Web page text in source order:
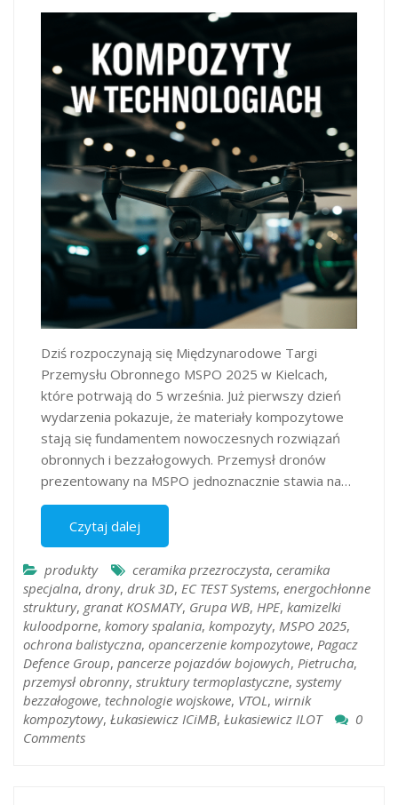
Dziś rozpoczynają się Międzynarodowe Targi
Przemysłu Obronnego MSPO 2025 w Kielcach,
które potrwają do 5 września. Już pierwszy dzień
wydarzenia pokazuje, że materiały kompozytowe
stają się fundamentem nowoczesnych rozwiązań
obronnych i bezzałogowych. Przemysł dronów
prezentowany na MSPO jednoznacznie stawia na…
Czytaj dalej
produkty ceramika przezroczysta, ceramika
specjalna, drony, druk 3D, EC TEST Systems, energochłonne
struktury, granat KOSMATY, Grupa WB, HPE, kamizelki
kuloodporne, komory spalania, kompozyty, MSPO 2025,
ochrona balistyczna, opancerzenie kompozytowe, Pagacz
Defence Group, pancerze pojazdów bojowych, Pietrucha,
przemysł obronny, struktury termoplastyczne, systemy
bezzałogowe, technologie wojskowe, VTOL, wirnik
kompozytowy, Łukasiewicz ICiMB, Łukasiewicz ILOT
0
Comments